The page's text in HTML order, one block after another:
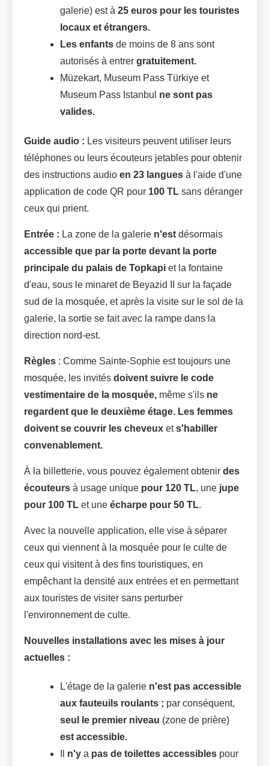
galerie) est à 25 euros pour les touristes
locaux et étrangers.
Les enfants de moins de 8 ans sont
autorisés à entrer gratuitement.
Müzekart, Museum Pass Türkiye et
Museum Pass Istanbul ne sont pas
valides.
Guide audio : Les visiteurs peuvent utiliser leurs
téléphones ou leurs écouteurs jetables pour obtenir
des instructions audio en 23 langues à l'aide d'une
application de code QR pour 100 TL sans déranger
ceux qui prient.
Entrée : La zone de la galerie n'est désormais
accessible que par la porte devant la porte
principale du palais de Topkapi et la fontaine
d'eau, sous le minaret de Beyazid II sur la façade
sud de la mosquée, et après la visite sur le sol de la
galerie, la sortie se fait avec la rampe dans la
direction nord-est.
Règles : Comme Sainte-Sophie est toujours une
mosquée, les invités doivent suivre le code
vestimentaire de la mosquée, même s'ils ne
regardent que le deuxième étage. Les femmes
doivent se couvrir les cheveux ets'habiller
convenablement.
À la billetterie, vous pouvez également obtenir des
écouteurs à usage unique pour 120 TL, une jupe
pour 100 TL et une écharpe pour 50 TL.
Avec la nouvelle application, elle vise à séparer
ceux qui viennent à la mosquée pour le culte de
ceux qui visitent à des fins touristiques, en
empêchant la densité aux entrées et en permettant
aux touristes de visiter sans perturber
l'environnement de culte.
Nouvelles installations avec les mises à jour
actuelles :
L'étage de la galerie n'est pas accessible
aux fauteuils roulants ; par conséquent,
seul le premier niveau (zone de prière)
est accessible.
n'y a pas de toilettes accessibles pour